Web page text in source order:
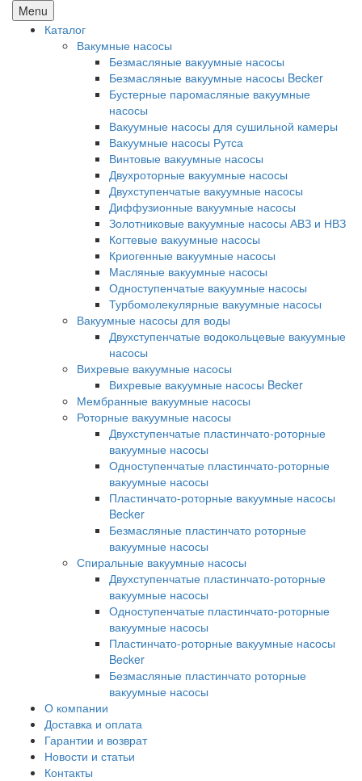
Menu
Каталог
Вакумные насосы
Безмасляные вакуумные насосы
Безмасляные вакуумные насосы Becker
Бустерные паромасляные вакуумные
насосы
Вакуумные насосы для сушильной камеры
Вакуумные насосы Рутса
Винтовые вакуумные насосы
Двухроторные вакуумные насосы
Двухступенчатые вакуумные насосы
Диффузионные вакуумные насосы
Золотниковые вакуумные насосы АВЗ и НВЗ
Когтевые вакуумные насосы
Криогенные вакуумные насосы
Масляные вакуумные насосы
Одноступенчатые вакуумные насосы
Турбомолекулярные вакуумные насосы
Вакуумные насосы для воды
Двухступенчатые водокольцевые вакуумные
насосы
Вихревые вакуумные насосы
Вихревые вакуумные насосы Becker
Мембранные вакуумные насосы
Роторные вакуумные насосы
Двухступенчатые пластинчато-роторные
вакуумные насосы
Одноступенчатые пластинчато-роторные
вакуумные насосы
Пластинчато-роторные вакуумные насосы
Becker
Безмасляные пластинчато роторные
вакуумные насосы
Спиральные вакуумные насосы
Двухступенчатые пластинчато-роторные
вакуумные насосы
Одноступенчатые пластинчато-роторные
вакуумные насосы
Пластинчато-роторные вакуумные насосы
Becker
Безмасляные пластинчато роторные
вакуумные насосы
О компании
Доставка и оплата
Гарантии и возврат
Новости и статьи
Контакты